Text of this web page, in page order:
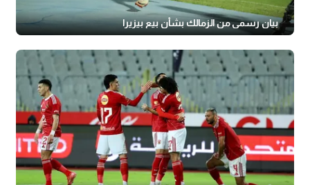
بيان رسمي من الزمالك بشأن بيع بيزيرا